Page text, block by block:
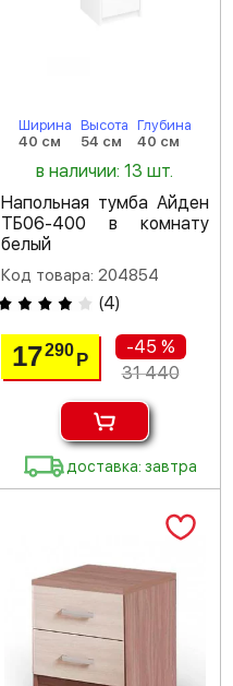
Ширина
40 см
Высота
54 см
Глубина
40 см
в наличии: 13 шт.
Напольная тумба Айден
ТБ06-400 в комнату
белый
Код товара: 204854
(4)
17290 Р
-45 %
31 440
доставка: завтра